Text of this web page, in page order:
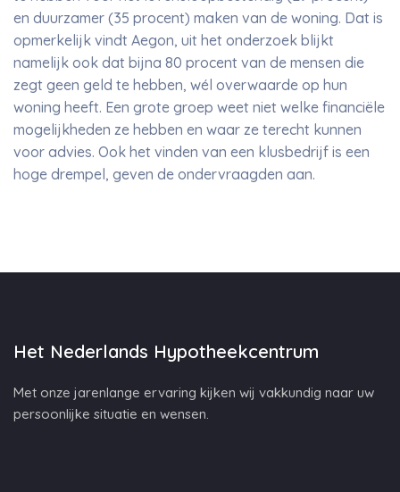
en duurzamer (35 procent) maken van de woning. Dat is
opmerkelijk vindt Aegon, uit het onderzoek blijkt
namelijk ook dat bijna 80 procent van de mensen die
zegt geen geld te hebben, wél overwaarde op hun
woning heeft. Een grote groep weet niet welke financiële
mogelijkheden ze hebben en waar ze terecht kunnen
voor advies. Ook het vinden van een klusbedrijf is een
hoge drempel, geven de ondervraagden aan.
Het Nederlands Hypotheekcentrum
Met onze jarenlange ervaring kijken wij vakkundig naar uw
persoonlijke situatie en wensen.